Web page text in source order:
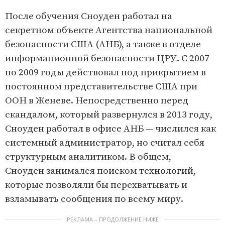
После обучения Сноуден работал на
секретном объекте Агентства национальной
безопасности США (АНБ), а также в отделе
информационной безопасности ЦРУ. С 2007
по 2009 годы действовал под прикрытием в
постоянном представительстве США при
ООН в Женеве. Непосредственно перед
скандалом, который развернулся в 2013 году,
Сноуден работал в офисе АНБ — числился как
системный администратор, но считал себя
структурным аналитиком. В общем,
Сноуден занимался поиском технологий,
которые позволяли бы перехватывать и
взламывать сообщения по всему миру.
РЕКЛАМА – ПРОДОЛЖЕНИЕ НИЖЕ